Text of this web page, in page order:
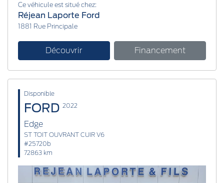
Ce véhicule est situé chez:
Réjean Laporte Ford
1881 Rue Principale
Découvrir Financement
Disponible
FORD 2022
Edge
ST TOIT OUVRANT CUIR V6
#25720b
72863 km